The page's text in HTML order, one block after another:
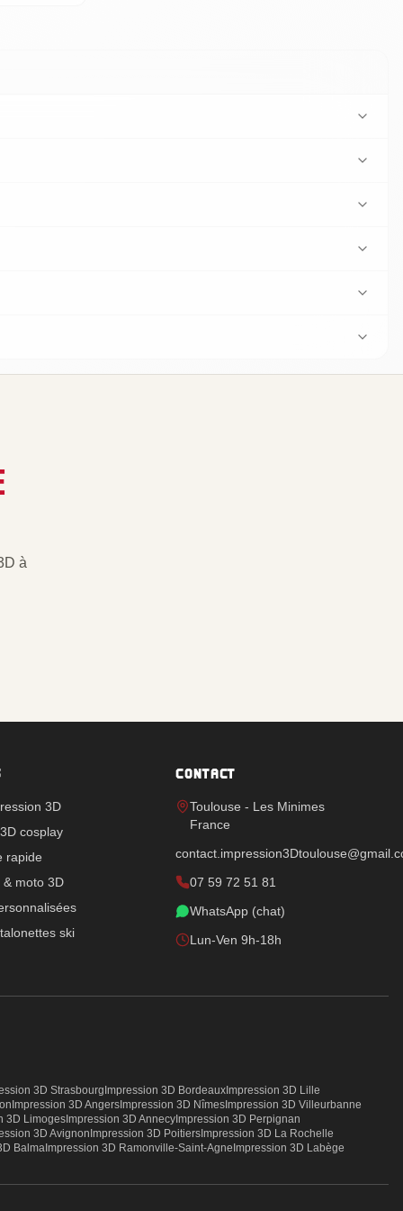
à
3D
cosplay
rapide
& moto 3D
ski
CONTACT
Toulouse - Les Minimes
France
07 59 72 51 81
WhatsApp (chat)
Lun-Ven 9h-18h
3D Strasbourg Impression 3D Bordeaux Impression 3D Lille
Impression 3D Angers Impression 3D Nîmes Impression 3D Villeurbanne
3D Limoges Impression 3D Annecy Impression 3D Perpignan
3D Avignon Impression 3D Poitiers Impression 3D La Rochelle
Balma Impression 3D Ramonville-Saint-Agne Impression 3D Labège